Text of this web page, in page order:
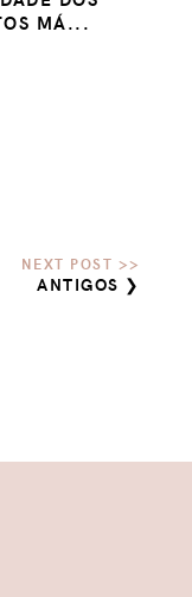
MÁ...
ANTIGOS ❯